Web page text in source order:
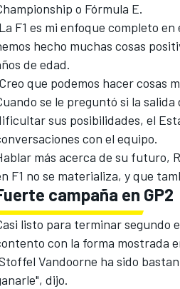
CATEGORÍAS
o Fórmula E.
F1 es mi enfoque completo
hecho muchas cosas
de edad.
que podemos hacer cosas
se le preguntó si la
sus posibilidades, el
con el equipo.
más acerca de su futuro,
F1 no se materializa, y que
campaña en GP2
listo para terminar segundo
con la forma mostrada
Vandoorne ha sido
dijo.